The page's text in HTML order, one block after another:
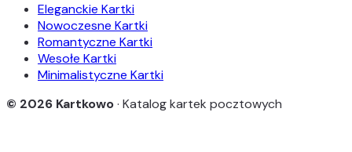
Eleganckie Kartki
Nowoczesne Kartki
Romantyczne Kartki
Wesołe Kartki
Minimalistyczne Kartki
© 2026 Kartkowo· Katalog kartek pocztowych